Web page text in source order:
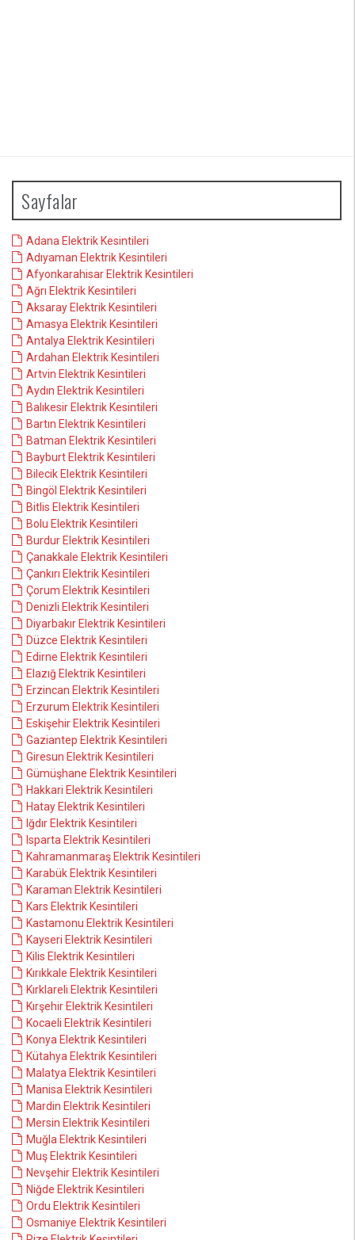
Sayfalar
Adana Elektrik Kesintileri
Adıyaman Elektrik Kesintileri
Afyonkarahisar Elektrik Kesintileri
Ağrı Elektrik Kesintileri
Aksaray Elektrik Kesintileri
Amasya Elektrik Kesintileri
Antalya Elektrik Kesintileri
Ardahan Elektrik Kesintileri
Artvin Elektrik Kesintileri
Aydın Elektrik Kesintileri
Balıkesir Elektrik Kesintileri
Bartın Elektrik Kesintileri
Batman Elektrik Kesintileri
Bayburt Elektrik Kesintileri
Bilecik Elektrik Kesintileri
Bingöl Elektrik Kesintileri
Bitlis Elektrik Kesintileri
Bolu Elektrik Kesintileri
Burdur Elektrik Kesintileri
Çanakkale Elektrik Kesintileri
Çankırı Elektrik Kesintileri
Çorum Elektrik Kesintileri
Denizli Elektrik Kesintileri
Diyarbakır Elektrik Kesintileri
Düzce Elektrik Kesintileri
Edirne Elektrik Kesintileri
Elazığ Elektrik Kesintileri
Erzincan Elektrik Kesintileri
Erzurum Elektrik Kesintileri
Eskişehir Elektrik Kesintileri
Gaziantep Elektrik Kesintileri
Giresun Elektrik Kesintileri
Gümüşhane Elektrik Kesintileri
Hakkari Elektrik Kesintileri
Hatay Elektrik Kesintileri
Iğdır Elektrik Kesintileri
Isparta Elektrik Kesintileri
Kahramanmaraş Elektrik Kesintileri
Karabük Elektrik Kesintileri
Karaman Elektrik Kesintileri
Kars Elektrik Kesintileri
Kastamonu Elektrik Kesintileri
Kayseri Elektrik Kesintileri
Kilis Elektrik Kesintileri
Kırıkkale Elektrik Kesintileri
Kırklareli Elektrik Kesintileri
Kırşehir Elektrik Kesintileri
Kocaeli Elektrik Kesintileri
Konya Elektrik Kesintileri
Kütahya Elektrik Kesintileri
Malatya Elektrik Kesintileri
Manisa Elektrik Kesintileri
Mardin Elektrik Kesintileri
Mersin Elektrik Kesintileri
Muğla Elektrik Kesintileri
Muş Elektrik Kesintileri
Nevşehir Elektrik Kesintileri
Niğde Elektrik Kesintileri
Ordu Elektrik Kesintileri
Osmaniye Elektrik Kesintileri